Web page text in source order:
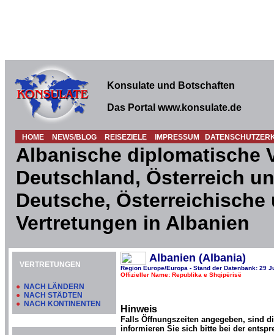
Konsulate und Botschaften
Das Portal www.konsulate.de
HOME NEWS/BLOG REISEZIELE IMPRESSUM
Albanische diplomatische
Deutschland, Österreich
Deutsche,
Vertretungen in Albanien
VERTRETUNGEN
● NACH LÄNDERN
● NACH STÄDTEN
● NACH KONTINENTEN
Albanien (Albania)
Region Europe/Europa - Stand der Datenbank: 29
Offizieller Name: Republika e Shqipërisë
Hinweis
Falls Öffnungszeiten angegeben, sind
informieren Sie sich bitte bei der